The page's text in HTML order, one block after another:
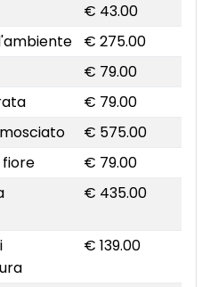
€ 43.00
€ 275.00
€ 79.00
€ 79.00
€ 575.00
€ 79.00
€ 435.00
€ 139.00